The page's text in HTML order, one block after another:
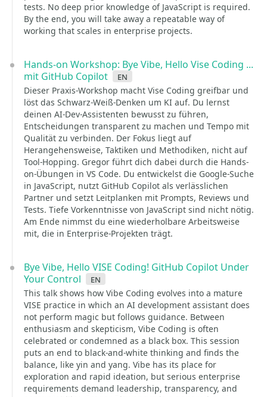
tests. No deep prior knowledge of JavaScript is required.
By the end, you will take away a repeatable way of
working that scales in enterprise projects.
Hands-on Workshop: Bye Vibe, Hello Vise Coding ...
mit GitHub Copilot
en
Dieser Praxis-Workshop macht Vise Coding greifbar und
löst das Schwarz-Weiß-Denken um KI auf. Du lernst
deinen AI-Dev-Assistenten bewusst zu führen,
Entscheidungen transparent zu machen und Tempo mit
Qualität zu verbinden. Der Fokus liegt auf
Herangehensweise, Taktiken und Methodiken, nicht auf
Tool-Hopping. Gregor führt dich dabei durch die Hands-
on-Übungen in VS Code. Du entwickelst die Google-Suche
in JavaScript, nutzt GitHub Copilot als verlässlichen
Partner und setzt Leitplanken mit Prompts, Reviews und
Tests. Tiefe Vorkenntnisse von JavaScript sind nicht nötig.
Am Ende nimmst du eine wiederholbare Arbeitsweise
mit, die in Enterprise-Projekten trägt.
Bye Vibe, Hello VISE Coding! GitHub Copilot Under
Your Control
en
This talk shows how Vibe Coding evolves into a mature
VISE practice in which an AI development assistant does
not perform magic but follows guidance. Between
enthusiasm and skepticism, Vibe Coding is often
celebrated or condemned as a black box. This session
puts an end to black-and-white thinking and finds the
balance, like yin and yang. Vibe has its place for
exploration and rapid ideation, but serious enterprise
requirements demand leadership, transparency, and